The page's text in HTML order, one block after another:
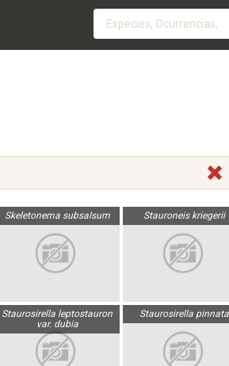
Skeletonema subsalsum Stauroneis kriegerii
Staurosirella leptostauron
var. dubia
Staurosirella pinnata